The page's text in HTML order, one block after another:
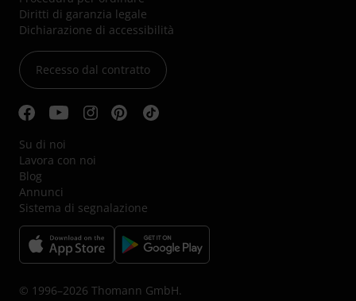
Diritti di garanzia legale
Dichiarazione di accessibilità
Recesso dal contratto
Su di noi
Lavora con noi
Blog
Annunci
Sistema di segnalazione
© 1996–2026 Thomann GmbH.